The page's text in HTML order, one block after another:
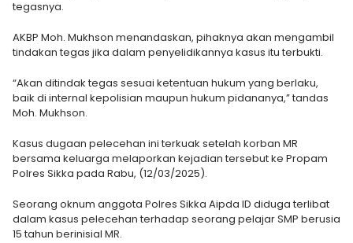
tegasnya.
AKBP Moh. Mukhson menandaskan, pihaknya akan mengambil
tindakan tegas jika dalam penyelidikannya kasus itu terbukti.
“Akan ditindak tegas sesuai ketentuan hukum yang berlaku,
baik di internal kepolisian maupun hukum pidananya,” tandas
Moh. Mukhson.
Kasus dugaan pelecehan ini terkuak setelah korban MR
bersama keluarga melaporkan kejadian tersebut ke Propam
Polres Sikka pada Rabu, (12/03/2025).
Seorang oknum anggota Polres Sikka Aipda ID diduga terlibat
dalam kasus pelecehan terhadap seorang pelajar SMP berusia
15 tahun berinisial MR.